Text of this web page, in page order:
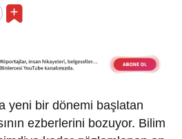
yeni bir dönemi başlatan
ezberlerini bozuyor. Bilim